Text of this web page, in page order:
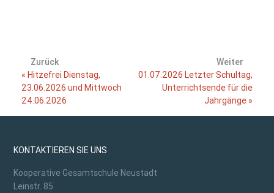
Zurück
« Hitzefrei Dienstag,
23.06.2026 und Mittwoch
24.06.2026
Weiter
01.07.2026 Letzter Schultag,
Unterrichtsende für die
Jahrgänge »
KONTAKTIEREN SIE UNS
Kooperative Gesamtschule Neustadt
Leinstr. 85